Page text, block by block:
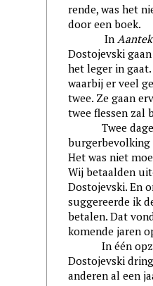
rende, was het
door een boek.
In
Dostojevski
het leger in
waarbij er veel
twee. Ze gaan
twee flessen zal
Twee
burgerbevolking
Het was niet
Wij betaalden
Dostojevski. En
suggereerde ik
betalen. Dat
komende jaren
In één
Dostojevski
anderen al een